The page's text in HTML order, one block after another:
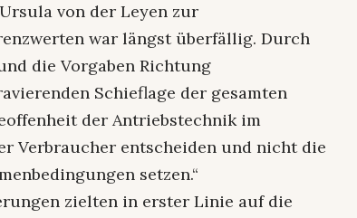
von der Leyen zur
war längst überfällig. Durch
die Vorgaben Richtung
Schieflage der gesamten
der Antriebstechnik im
Verbraucher entscheiden und nicht die
setzen.“
zielten in erster Linie auf die